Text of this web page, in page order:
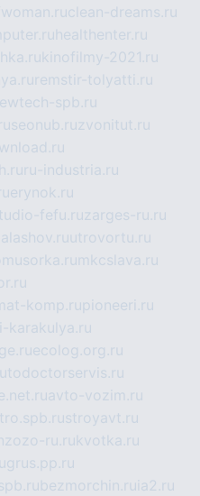
clean-dreams.ru
healthenter.ru
kinofilmy-2021.ru
remstir-tolyatti.ru
spb.ru
seonub.ruzvonitut.ru
ru-industria.ru
erynok.ru
fefu.ruzarges-ru.ru
utrovortu.ru
mkcslava.ru
komp.rupioneeri.ru
karakulya.ru
ecolog.org.ru
avto-vozim.ru
stroyavt.ru
ru.rukvotka.ru
bezmorchin.ru ia2.ru